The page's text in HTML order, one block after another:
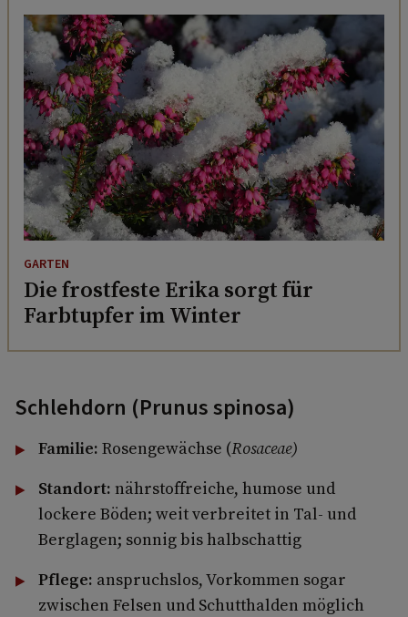
GARTEN
Die frostfeste Erika sorgt für
Farbtupfer im Winter
Schlehdorn (Prunus spinosa)
Familie: Rosengewächse (Rosaceae)
Standort: nährstoffreiche, humose und
lockere Böden; weit verbreitet in Tal- und
Berglagen; sonnig bis halbschattig
Pflege: anspruchslos, Vorkommen sogar
zwischen Felsen und Schutthalden möglich